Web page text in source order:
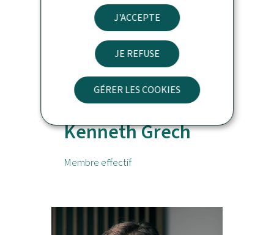
J'ACCEPTE
JE REFUSE
GÉRER LES COOKIES
Kenneth Grech
Membre effectif